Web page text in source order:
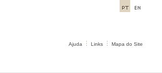
Ajuda Links Mapa do Site